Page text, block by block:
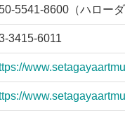
5541-8600（ハローダ
3415-6011